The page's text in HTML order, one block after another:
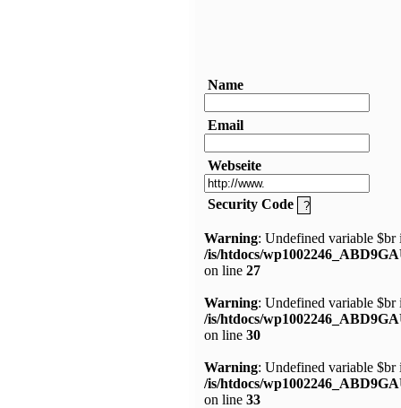
Name
Email
Webseite
Security Code
Warning: Undefined variable $br
/is/htdocs/
on line 27
Warning: Undefined variable $br
/is/htdocs/
on line 30
Warning: Undefined variable $br
/is/htdocs/
on line 33